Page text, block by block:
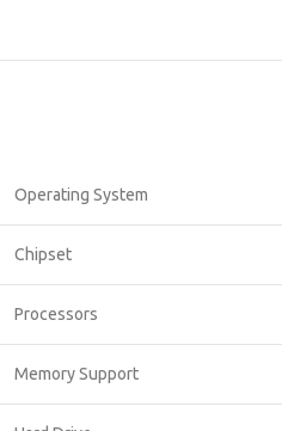
Operating System
Chipset
Processors
Memory Support